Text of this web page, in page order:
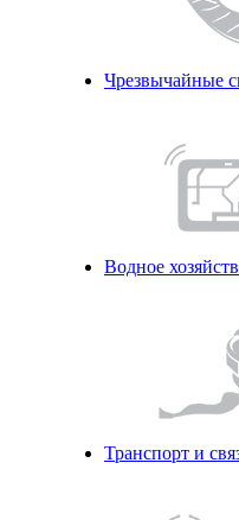
Чрезвычайные
Водное
Транспорт и